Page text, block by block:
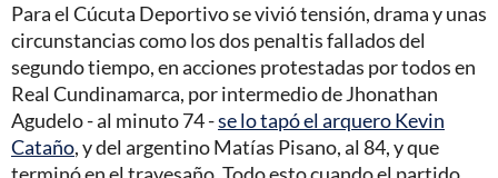
Para el Cúcuta Deportivo se vivió tensión, drama y unas
circunstancias como los dos penaltis fallados del
segundo tiempo, en acciones protestadas por todos en
Real Cundinamarca, por intermedio de Jhonathan
Agudelo - al minuto 74 -se lo tapó el arquero Kevin
Cataño, y del argentino Matías Pisano, al 84, y que